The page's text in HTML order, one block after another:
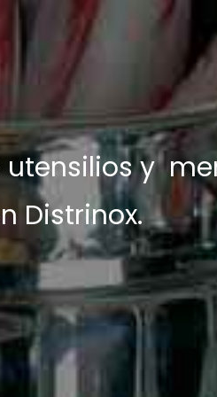
utensilios y
Distrinox.